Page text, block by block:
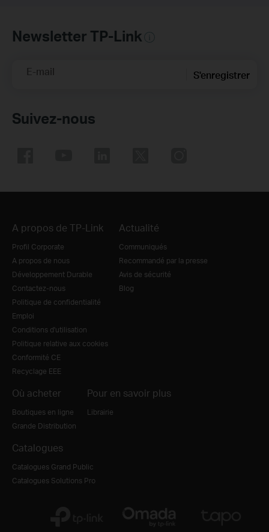
Newsletter TP-Link
E-mail S'enregistrer
Suivez-nous
A propos de TP-Link
Profil Corporate
A propos de nous
Développement Durable
Contactez-nous
Politique de confidentialité
Emploi
Conditions d'utilisation
Politique relative aux cookies
Conformité CE
Recyclage EEE
Actualité
Communiqués
Recommandé par la presse
Avis de sécurité
Blog
Où acheter
Boutiques en ligne
Grande Distribution
Pour en savoir plus
Librairie
Catalogues
Catalogues Grand Public
Catalogues Solutions Pro